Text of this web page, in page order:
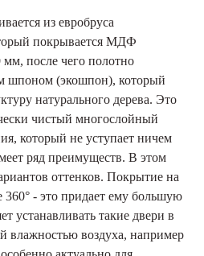
из евробруса
покрывается МДФ
после чего полотно
шпоном (экошпон), который
натурального дерева. Это
чистый многослойный
который не уступает ничем
ряд преимуществ. В этом
оттенков. Покрытие на
360° - это придает ему большую
устанавливать такие двери в
воздуха, например